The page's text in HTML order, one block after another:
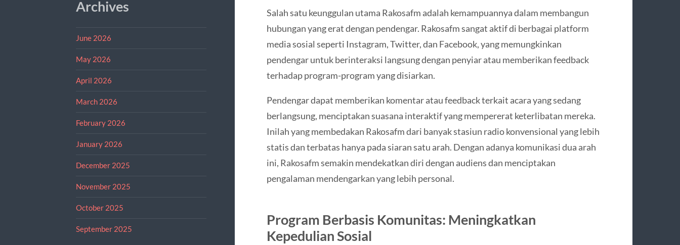
Archives
June 2026
May 2026
April 2026
March 2026
February 2026
January 2026
December 2025
November 2025
October 2025
September 2025
Salah satu keunggulan utama Rakosafm adalah kemampuannya dalam membangun
hubungan yang erat dengan pendengar. Rakosafm sangat aktif di berbagai platform
media sosial seperti Instagram, Twitter, dan Facebook, yang memungkinkan
pendengar untuk berinteraksi langsung dengan penyiar atau memberikan feedback
terhadap program-program yang disiarkan.
Pendengar dapat memberikan komentar atau feedback terkait acara yang sedang
berlangsung, menciptakan suasana interaktif yang mempererat keterlibatan mereka.
Inilah yang membedakan Rakosafm dari banyak stasiun radio konvensional yang lebih
statis dan terbatas hanya pada siaran satu arah. Dengan adanya komunikasi dua arah
ini, Rakosafm semakin mendekatkan diri dengan audiens dan menciptakan
pengalaman mendengarkan yang lebih personal.
Program Berbasis Komunitas: Meningkatkan
Kepedulian Sosial